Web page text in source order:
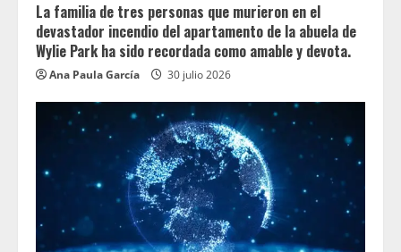
La familia de tres personas que murieron en el
devastador incendio del apartamento de la abuela de
Wylie Park ha sido recordada como amable y devota.
Ana Paula García 30 julio 2026